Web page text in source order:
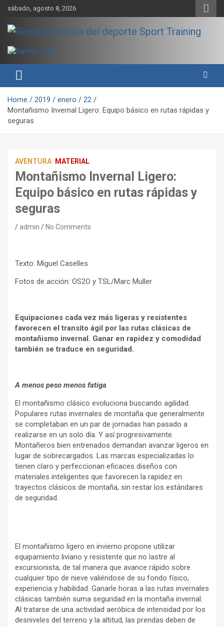
Skip
content
sábado, agosto 8, 2026
Revista técnica del deporte
Sport Training
rendimiento, nutrición y entrenamiento.
Home 2019 enero
22
Montañismo Invernal Ligero: Equipo básico en rutas rápidas y
seguras
AVENTURA MATERIAL
Montañismo Invernal Ligero:
Equipo básico en rutas rápidas y
seguras
admin No Comments
Texto: Miguel Caselles
Fotos de acción: OS2O y TSL/Marc Muller
Equipaciones cada vez más ligeras y resistentes
favorecen el transito ágil por las rutas clásicas de
montañismo invernal. Ganar en rapidez y comodidad
también se traduce en seguridad.
A menos peso menos fatiga
El montañismo clásico evoluciona buscando agilidad.
Populares rutas invernales de montaña que generalmente
se completaban en un par de jornadas han pasado a
realizarse en un solo día. Y así progresivamente.
Montañeros bien entrenados demandan avanzar ligeros en
lugar de sobrecargados. Las marcas especializadas lo
tienen claro y perfeccionan eficaces diseños con
materiales inteligentes que favorecen la rapidez en
trayectos clásicos de montaña, sin restar los estándares
de seguridad.
El montañismo ligero en invierno propone utilizar
equipamiento liviano y resistente que no lastre al
excursionista, de tal manera que avance rápido sobre
cualquier tipo de nieve valiéndose de su fondo físico,
experiencia y habilidad. Ganarle horas a las rutas invernales
clásicas también suma seguridad en la montaña invernal.
Al tratarse de una actividad aeróbica de intensidad por los
desniveles del terreno y la altitud, las prendas deben de